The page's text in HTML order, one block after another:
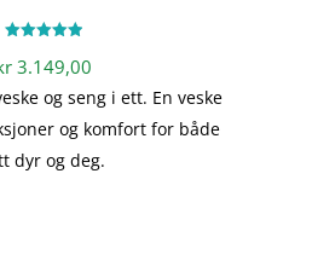
5.00
3.149,00
og seng i ett. En veske
og komfort for både
dyr og deg.